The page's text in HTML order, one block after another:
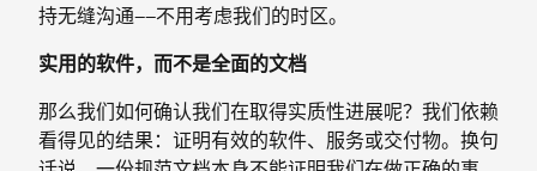
持无缝沟通——不用考虑我们的时区。
实用的软件，而不是全面的文档
那么我们如何确认我们在取得实质性进展呢？我们依赖
看得见的结果：证明有效的软件、服务或交付物。换句